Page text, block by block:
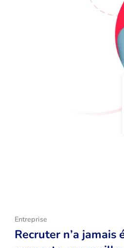
Entreprise
Recruter n’a jamais